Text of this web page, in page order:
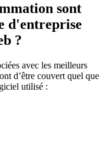
sont
d'entreprise
?
avec les meilleurs
d’être couvert quel que
utilisé :